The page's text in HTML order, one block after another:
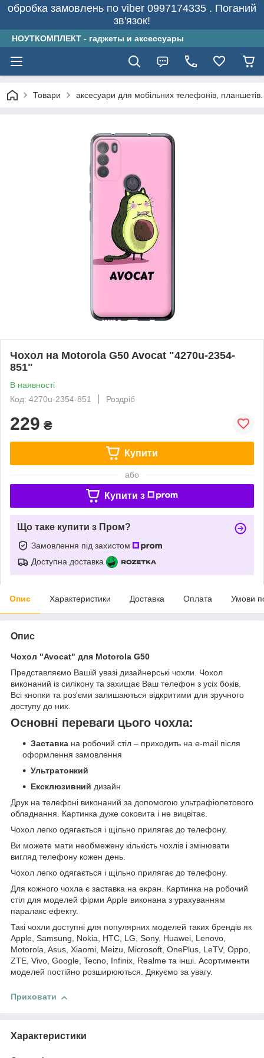
обробка замовлень по viber 0997174335 . Поганий
зв'язок!
НОУТКОМПЛЕКТ - гаджеты и аксессуары
Товари аксесуари для мобільних телефонів, планшетів.
Чохол на Motorola G50 Avocat "4270u-2354-
851"
В наявності
Код: 4270u-2354-851
Роздріб
229 ₴
Купити
або
Купити з
Що таке купити з Пром?
Замовлення під захистом
Доступна доставка
Опис Характеристики Доставка Оплата Умови
Опис
Чохол "Avocat" для Motorola G50
Представляємо Вашій увазі дизайнерські чохли. Чохол
виконаний із силікону та захищає Ваш телефон з усіх боків.
Всі кнопки та роз'єми залишаються відкритими для зручного
доступу до них.
Основні переваги цього чохла:
Заставка на робочий стіл – приходить на e-mail після
оформлення замовлення
Ультратонкий
Ексклюзивний дизайн
Друк на телефоні виконаний за допомогою ультрафіолетового
обладнання. Картинка дуже соковита і не вицвітає.
Чохол легко одягається і щільно прилягає до телефону.
Ви можете мати необмежену кількість чохлів і змінювати
вигляд телефону кожен день.
Чохол легко одягається і щільно прилягає до телефону.
Для кожного чохла є заставка на екран. Картинка на робочий
стіл для моделей фірми Apple виконана з урахуванням
паралакс ефекту.
Такі чохли доступні для популярних моделей таких брендів як
Apple, Samsung, Nokia, HTC, LG, Sony, Huawei, Lenovo,
Motorola, Asus, Xiaomi, Meizu, Microsoft, OnePlus, LeTV, Oppo,
ZTE, Vivo, Google, Tecno, Infinix, Realme та інші. Асортименти
моделей постійно розширюються. Дякуємо за увагу.
Приховати
Характеристики